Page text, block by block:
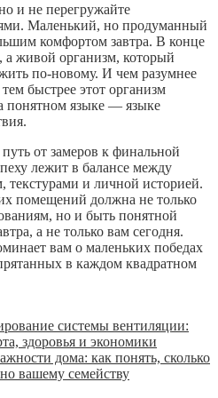
и не перегружайте
Маленький, но продуманный
комфортом завтра. В конце
живой организм, который
по-новому. И чем разумнее
быстрее этот организм
понятном языке — языке
от замеров к финальной
лежит в балансе между
текстурами и личной историей.
помещений должна не только
но и быть понятной
а не только вам сегодня.
вам о маленьких победах
в каждом квадратном
системы вентиляции:
здоровья и экономики
дома: как понять, сколько
вашему семейству